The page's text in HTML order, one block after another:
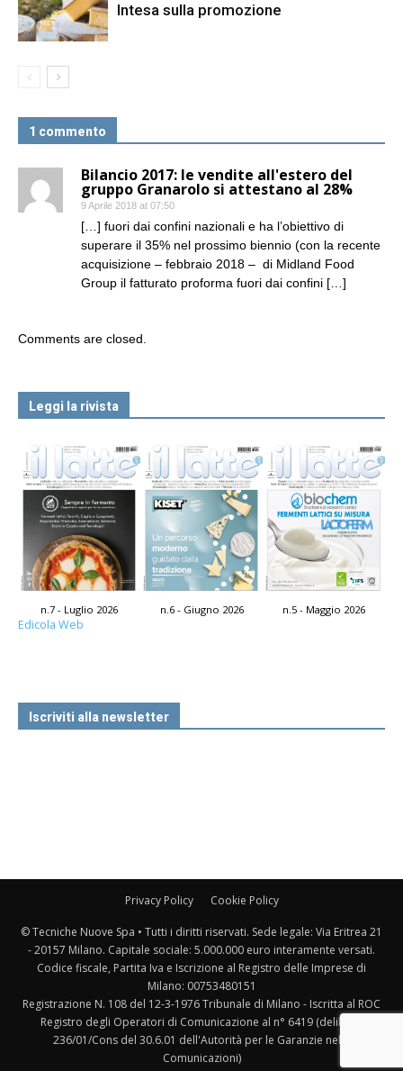
Intesa sulla promozione
1 commento
Bilancio 2017: le vendite all'estero del
gruppo Granarolo si attestano al 28%
9 Aprile 2018 at 07:50
[…] fuori dai confini nazionali e ha l’obiettivo di
superare il 35% nel prossimo biennio (con la recente
acquisizione – febbraio 2018 – di Midland Food
Group il fatturato proforma fuori dai confini […]
Comments are closed.
Leggi la rivista
n.7 - Luglio 2026 n.6 - Giugno 2026 n.5 - Maggio 2026
Edicola Web
Iscriviti alla newsletter
Privacy Policy Cookie Policy
© Tecniche Nuove Spa • Tutti i diritti riservati. Sede legale: Via Eritrea 21
- 20157 Milano. Capitale sociale: 5.000.000 euro interamente versati.
Codice fiscale, Partita Iva e Iscrizione al Registro delle Imprese di
Milano: 00753480151
Registrazione N. 108 del 12-3-1976 Tribunale di Milano - Iscritta al ROC
Registro degli Operatori di Comunicazione al n° 6419 (delibera
236/01/Cons del 30.6.01 dell'Autorità per le Garanzie nelle
Comunicazioni)